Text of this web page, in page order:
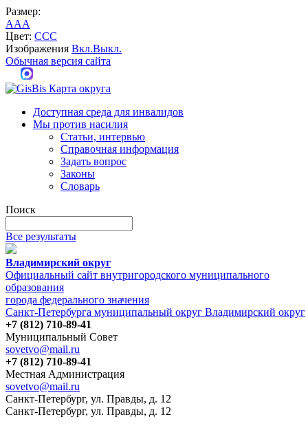
Размер:
AAA
Цвет: CCC
Изображения Вкл.Выкл.
Обычная версия сайта
Карта округа
Доступная среда для инвалидов
Мы против насилия
Статьи, интервью
Справочная информация
Задать вопрос
Законы
Словарь
Поиск
Все результаты
Владимирский округ
Официальный сайт внутригородского муниципального
образования
города федерального значения
Санкт-Петербурга муниципальный округ Владимирский округ
+7 (812) 710-89-41
Муниципальный Совет
sovetvo@mail.ru
+7 (812) 710-89-41
Местная Администрация
sovetvo@mail.ru
Санкт-Петербург, ул. Правды, д. 12
Санкт-Петербург, ул. Правды, д. 12